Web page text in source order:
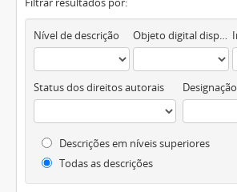
Nível de descrição Objeto digital disponível
Status dos direitos autorais
Descrições em níveis superiores
Todas as descrições